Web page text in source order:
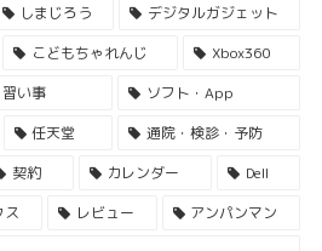
しまじろう
デジタルガジェット
こどもちゃれんじ
Xbox360
習い事
ソフト・App
任天堂
通院・検診・予防
契約 カレンダー
Dell
ス レビュー
アンパンマン